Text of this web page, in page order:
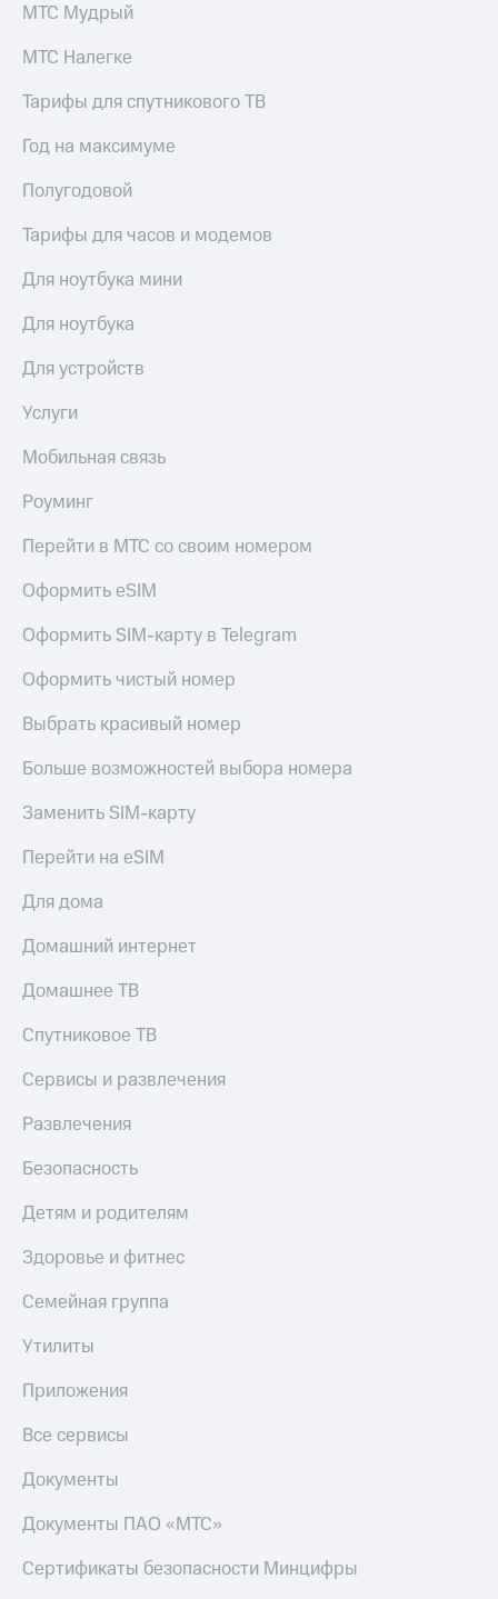
МТС Мудрый
МТС Налегке
Тарифы для спутникового ТВ
Год на максимуме
Полугодовой
Тарифы для часов и модемов
Для ноутбука мини
Для ноутбука
Для устройств
Услуги
Мобильная связь
Роуминг
Перейти в МТС со своим номером
Оформить eSIM
Оформить SIM-карту в Telegram
Оформить чистый номер
Выбрать красивый номер
Больше возможностей выбора номера
Заменить SIM-карту
Перейти на eSIM
Для дома
Домашний интернет
Домашнее ТВ
Спутниковое ТВ
Сервисы и развлечения
Развлечения
Безопасность
Детям и родителям
Здоровье и фитнес
Семейная группа
Утилиты
Приложения
Все сервисы
Документы
Документы ПАО «МТС»
Сертификаты безопасности Минцифры